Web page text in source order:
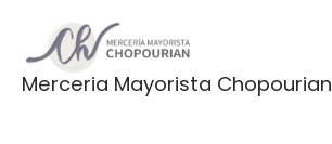
contenido
Merceria Mayorista Chopourian